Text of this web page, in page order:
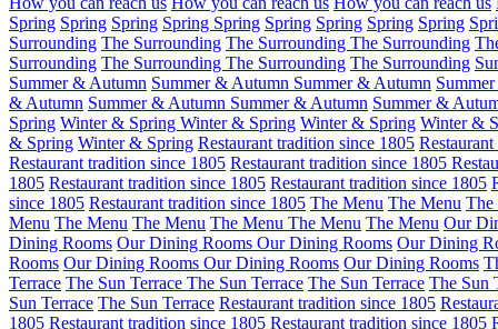
Spring Spring Spring Spring Spring Spring Spring Spring Spring
Surrounding The Surrounding The Surrounding The Surrounding
Surrounding The Surrounding The Surrounding The Surrounding
Summer & Autumn Summer & Autumn Summer & Autumn
& Autumn Summer & Autumn Summer & Autumn Summer &
Spring Winter & Spring Winter & Spring Winter & Spring Winter &
& Spring Winter & Spring Restaurant tradition since 1805
Restaurant tradition since 1805 Restaurant tradition since 1805
1805 Restaurant tradition since 1805 Restaurant tradition since 1805
since 1805 Restaurant tradition since 1805 The Menu The Menu The
Menu The Menu The Menu The Menu The Menu The Menu Our
Dining Rooms Our Dining Rooms Our Dining Rooms Our Dining
Rooms Our Dining Rooms Our Dining Rooms Our Dining Rooms
Terrace The Sun Terrace The Sun Terrace The Sun Terrace The Sun
Sun Terrace The Sun Terrace Restaurant tradition since 1805
1805 Restaurant tradition since 1805 Restaurant tradition since 1805